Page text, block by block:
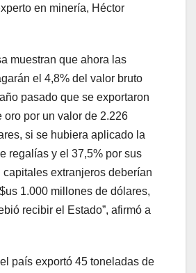
en minería, Héctor
muestran que ahora las
el 4,8% del valor bruto
pasado que se exportaron
oro por un valor de 2.226
si se hubiera aplicado la
regalías y el 37,5% por sus
extranjeros deberían
1.000 millones de dólares,
recibir el Estado”, afirmó a
país exportó 45 toneladas de